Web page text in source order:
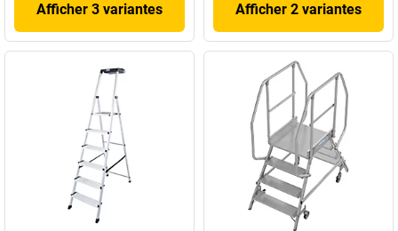
Afficher 3 variantes Afficher 2 variantes